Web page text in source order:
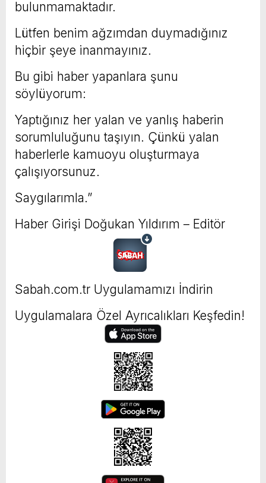
bulunmamaktadır.
Lütfen benim ağzımdan duymadığınız
hiçbir şeye inanmayınız.
Bu gibi haber yapanlara şunu
söylüyorum:
Yaptığınız her yalan ve yanlış haberin
sorumluluğunu taşıyın. Çünkü yalan
haberlerle kamuoyu oluşturmaya
çalışıyorsunuz.
Saygılarımla.”
Haber Girişi Doğukan Yıldırım – Editör
Sabah.com.tr Uygulamamızı İndirin
Uygulamalara Özel Ayrıcalıkları Keşfedin!